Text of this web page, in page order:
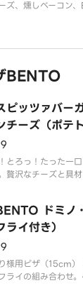
ズ、燻しベーコン
BENTO
ピッツァバー
チーズ（ポテ
とろっ！たった一
贅沢なチーズと具
ドミノ
ライ付き）
様用ピザ（15cm）
ライの組み合わせ